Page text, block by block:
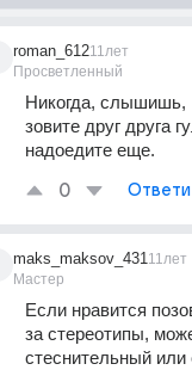
roman_612
Просветленный
11лет
Никогда, слышишь,
зовите друг друга
надоедите еще.
0
maks_maksov_431
Мастер
11лет
Если нравится
за стереотипы,
стеснительный или